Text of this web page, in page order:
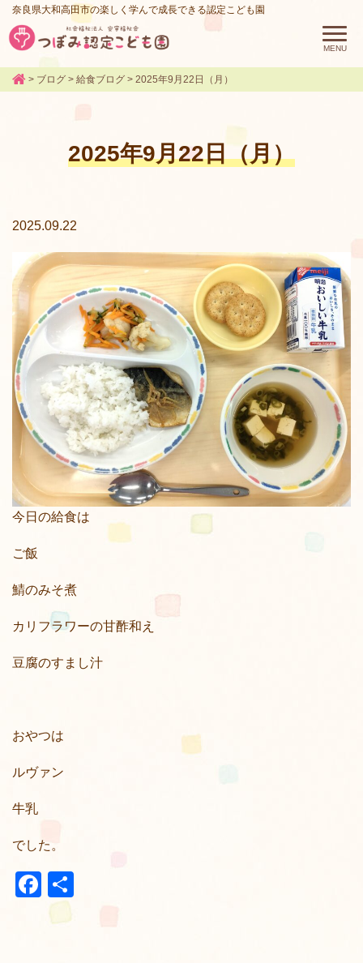
奈良県大和高田市の楽しく学んで成長できる認定こども園
> ブログ > 給食ブログ > 2025年9月22日（月）
2025年9月22日（月）
2025.09.22
今日の給食は
ご飯
鯖のみそ煮
カリフラワーの甘酢和え
豆腐のすまし汁
おやつは
ルヴァン
牛乳
でした。
Facebook